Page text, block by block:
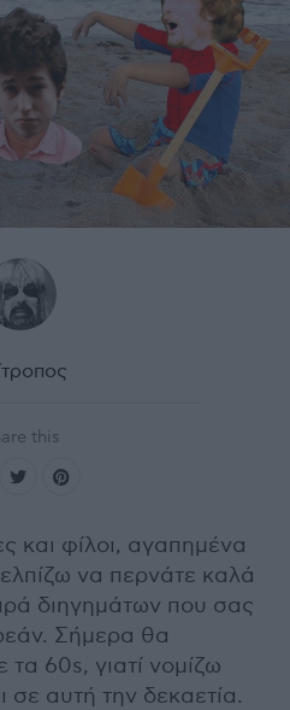
this
και φίλοι, αγαπημένα
να περνάτε καλά
διηγημάτων που σας
Σήμερα θα
60s, γιατί νομίζω
αυτή την δεκαετία.